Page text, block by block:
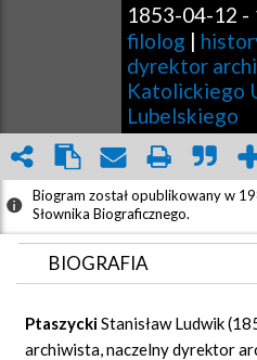
1853-04-12 -
filolog |
dyrektor
Katolickiego
Lubelskiego
Biogram został opublikowany w
Słownika Biograficznego.
BIOGRAFIA
ZDJĘCIA (9)
PtaszyckiStanisław Ludwik
archiwista, naczelny dyrektor